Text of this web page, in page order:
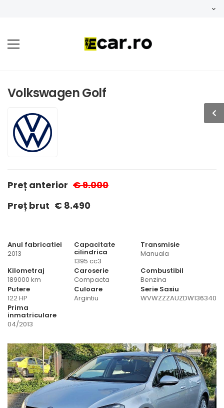
Volkswagen Golf
Preț anterior € 9.000
Preț brut € 8.490
Anul fabricatiei
2013
Capacitate
cilindrica
1395 cc3
Transmisie
Manuala
Kilometraj
189000 km
Caroserie
Compacta
Combustibil
Benzina
Putere
122 HP
Culoare
Argintiu
Serie Sasiu
WVWZZZAUZDW136340
Prima
inmatriculare
04/2013